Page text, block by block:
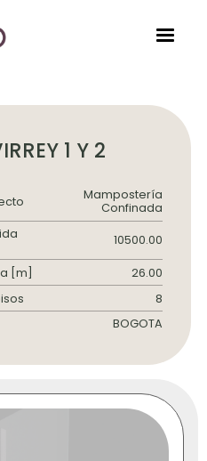
1 Y 2
Mampostería
Confinada
10500.00
[m]
26.00
8
BOGOTA